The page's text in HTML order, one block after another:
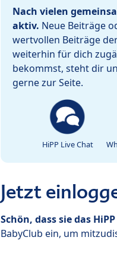
Nach vielen
aktiv. Neue Beiträge
wertvollen Beiträge
weiterhin für dich
bekommst, steht dir
gerne zur Seite.
HiPP Live Chat
Jetzt
Schön, dass sie das
BabyClub ein, um